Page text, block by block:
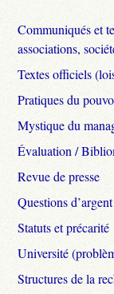
Communiqués et
associations,
Textes officiels
Pratiques du
Mystique du
Évaluation /
Revue de presse
Questions d’argent
Statuts et précarité
Université
Structures de la